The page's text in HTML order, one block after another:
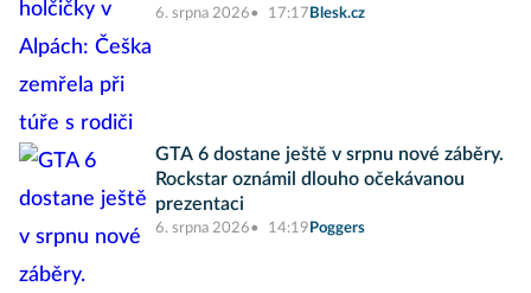
6. srpna 2026 17:17 Blesk.cz
GTA 6 dostane ještě v srpnu nové záběry.
Rockstar oznámil dlouho očekávanou
prezentaci
6. srpna 2026 14:19 Poggers